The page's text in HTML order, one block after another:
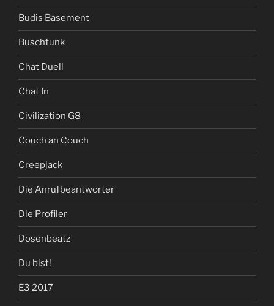
Budis Basement
Buschfunk
Chat Duell
Chat In
Civilization G8
Couch an Couch
Creepjack
Die Anrufbeantworter
Die Profiler
Dosenbeatz
Du bist!
E3 2017